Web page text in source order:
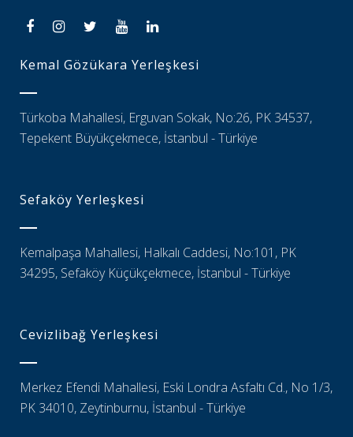
Kemal Gözükara Yerleşkesi
Türkoba Mahallesi, Erguvan Sokak, No:26, PK 34537,
Tepekent Büyükçekmece, İstanbul - Türkiye
Sefaköy Yerleşkesi
Kemalpaşa Mahallesi, Halkalı Caddesi, No:101, PK
34295, Sefaköy Küçükçekmece, İstanbul - Türkiye
Cevizlibağ Yerleşkesi
Merkez Efendi Mahallesi, Eski Londra Asfaltı Cd., No 1/3,
PK 34010, Zeytinburnu, İstanbul - Türkiye